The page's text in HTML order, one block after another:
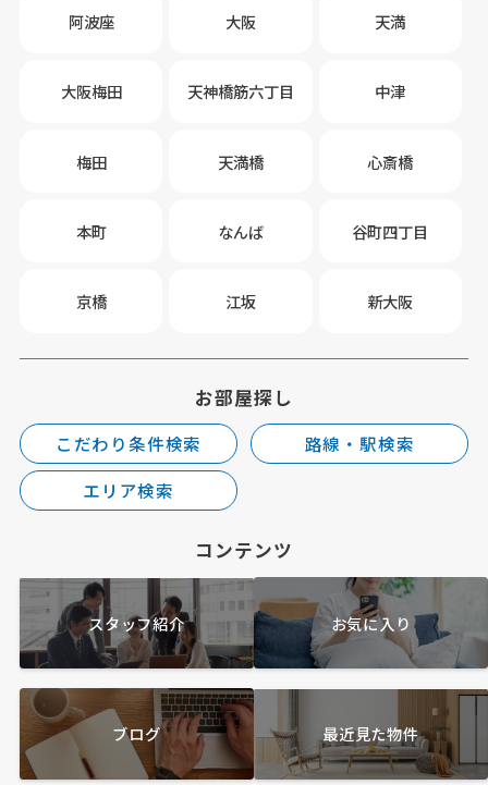
阿波座 大阪 天満
大阪梅田 天神橋筋六丁目 中津
梅田 天満橋 心斎橋
本町 なんば 谷町四丁目
京橋 江坂 新大阪
お部屋探し
こだわり条件検索
路線・駅検索
エリア検索
コンテンツ
スタッフ紹介 お気に入り
ブログ 最近見た物件